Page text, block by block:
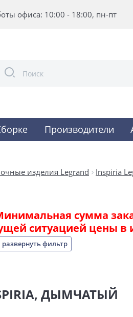
офиса: 10:00 - 18:00, пн-пт
Производители
изделия Legrand Inspiria
сумма
ситуацией цены в
развернуть фильтр
ДЫМЧАТЫЙ